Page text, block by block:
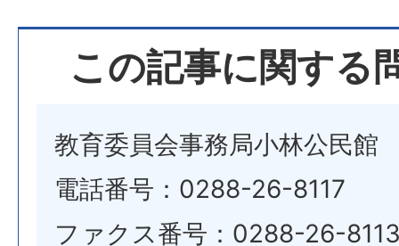
この記事に関する
教育委員会事務局小林公民館
電話番号：0288-26-8117
ファクス番号：0288-26-